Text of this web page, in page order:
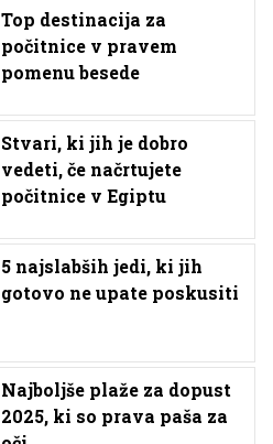
Top destinacija za
počitnice v pravem
pomenu besede
Stvari, ki jih je dobro
vedeti, če načrtujete
počitnice v Egiptu
5 najslabših jedi, ki jih
gotovo ne upate poskusiti
Najboljše plaže za dopust
2025, ki so prava paša za